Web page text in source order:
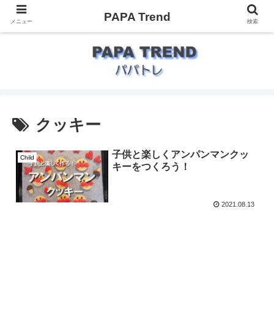
クッキー
Child
子供と楽しくアンパンマンクッ
キーをつくろう！
2021.08.13
メニュー PAPA Trend 検索